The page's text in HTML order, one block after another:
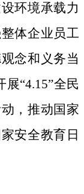
环境承载力
体企业员工
念和义务当
“4.15”全民
，推动国家
安全教育日